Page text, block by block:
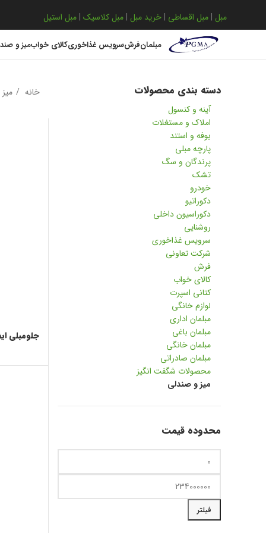
مبل | مبل اقساطی | خرید مبل | مبل کلاسیک | مبل استیل
مبلمانفرشسرویس غذاخوریکالای خوابمیز و
دسته بندی محصولات
آینه و کنسول
املاک و مستغلات
بوفه و استند
پارچه مبلی
پرندگان و سگ
تشک
خودرو
دکوراتیو
دکوراسیون داخلی
روشنایی
سرویس غذاخوری
شرکت تعاونی
فرش
کالای خواب
کتانی اسپرت
لوازم خانگی
مبلمان اداری
مبلمان باغی
مبلمان خانگی
مبلمان صادراتی
محصولات شگفت انگیز
میز و صندلی
محدوده قیمت
حداقل قیمت
حداکثر قیمت
فیلتر
خانه
جلومبلی